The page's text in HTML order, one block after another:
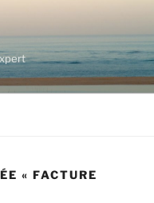
« FACTURE